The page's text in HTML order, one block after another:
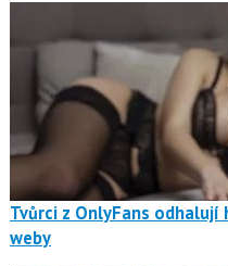
Tvůrci z OnlyFans
weby